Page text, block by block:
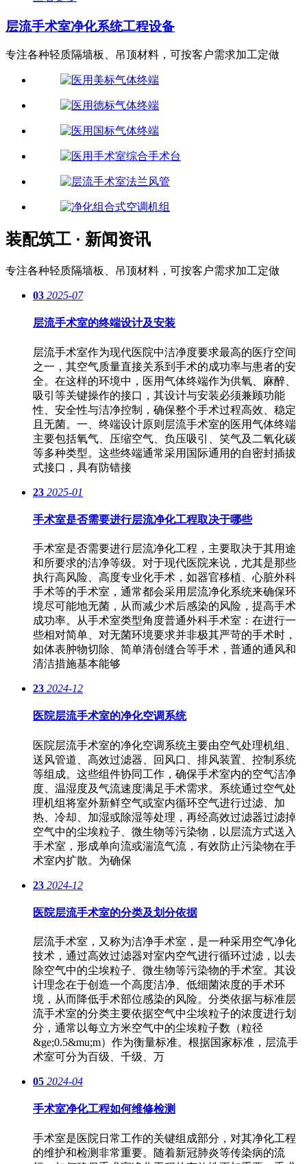
层流手术室净化系统工程设备
专注各种轻质隔墙板、吊顶材料，可按客户需求加工定做
装配筑工 · 新闻资讯
专注各种轻质隔墙板、吊顶材料，可按客户需求加工定做
03 2025-07
层流手术室的终端设计及安装
层流手术室作为现代医院中洁净度要求最高的医疗空间
之一，其空气质量直接关系到手术的成功率与患者的安
全。在这样的环境中，医用气体终端作为供氧、麻醉、
吸引等关键操作的接口，其设计与安装必须兼顾功能
性、安全性与洁净控制，确保整个手术过程高效、稳定
且无菌。一、终端设计原则层流手术室的医用气体终端
主要包括氧气、压缩空气、负压吸引、笑气及二氧化碳
等多种类型。这些终端通常采用国际通用的自密封插拔
式接口，具有防错接
23 2025-01
手术室是否需要进行层流净化工程取决于哪些
手术室是否需要进行层流净化工程，主要取决于其用途
和所要求的洁净等级。对于现代医院来说，尤其是那些
执行高风险、高度专业化手术，如器官移植、心脏外科
手术等的手术室，通常都会采用层流净化系统来确保环
境尽可能地无菌，从而减少术后感染的风险，提高手术
成功率。从手术室类型角度普通外科手术室：在进行一
些相对简单、对无菌环境要求并非极其严苛的手术时，
如体表肿物切除、简单清创缝合等手术，普通的通风和
清洁措施基本能够
23 2024-12
医院层流手术室的净化空调系统
医院层流手术室的净化空调系统主要由空气处理机组、
送风管道、高效过滤器、回风口、排风装置、控制系统
等组成。这些组件协同工作，确保手术室内的空气洁净
度、温湿度及气流速度满足手术需求。系统通过空气处
理机组将室外新鲜空气或室内循环空气进行过滤、加
热、冷却、加湿或除湿等处理，再经高效过滤器过滤掉
空气中的尘埃粒子、微生物等污染物，以层流方式送入
手术室，形成单向流或湍流气流，有效防止污染物在手
术室内扩散。为确保
23 2024-12
医院层流手术室的分类及划分依据
层流手术室，又称为洁净手术室，是一种采用空气净化
技术，通过高效过滤器对室内空气进行循环过滤，以去
除空气中的尘埃粒子、微生物等污染物的手术室。其设
计理念在于创造一个高度洁净、低细菌浓度的手术环
境，从而降低手术部位感染的风险。分类依据与标准层
流手术室的分类主要依据空气中尘埃粒子的浓度进行划
分，通常以每立方米空气中的尘埃粒子数（粒径
&ge;0.5&mu;m）作为衡量标准。根据国家标准，层流手
术室可分为百级、千级、万
05 2024-04
手术室净化工程如何维修检测
手术室是医院日常工作的关键组成部分，对其净化工程
的维护和检测非常重要。随着新冠肺炎等传染病的流